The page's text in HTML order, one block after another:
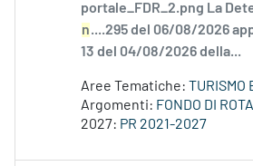
portale_FDR_2.png La
n....295 del 06/08/2026
13 del 04/08/2026 della...
Aree Tematiche: TURISMO
Argomenti: FONDO DI
2027: PR 2021-2027